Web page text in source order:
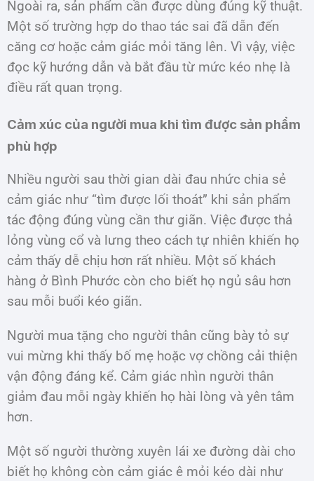
Ngoài ra, sản phẩm cần được dùng đúng kỹ thuật.
Một số trường hợp do thao tác sai đã dẫn đến
căng cơ hoặc cảm giác mỏi tăng lên. Vì vậy, việc
đọc kỹ hướng dẫn và bắt đầu từ mức kéo nhẹ là
điều rất quan trọng.
Cảm xúc của người mua khi tìm được sản phẩm
phù hợp
Nhiều người sau thời gian dài đau nhức chia sẻ
cảm giác như “tìm được lối thoát” khi sản phẩm
tác động đúng vùng cần thư giãn. Việc được thả
lỏng vùng cổ và lưng theo cách tự nhiên khiến họ
cảm thấy dễ chịu hơn rất nhiều. Một số khách
hàng ở Bình Phước còn cho biết họ ngủ sâu hơn
sau mỗi buổi kéo giãn.
Người mua tặng cho người thân cũng bày tỏ sự
vui mừng khi thấy bố mẹ hoặc vợ chồng cải thiện
vận động đáng kể. Cảm giác nhìn người thân
giảm đau mỗi ngày khiến họ hài lòng và yên tâm
hơn.
Một số người thường xuyên lái xe đường dài cho
biết họ không còn cảm giác ê mỏi kéo dài như